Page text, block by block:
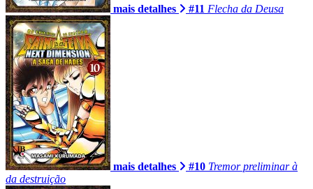
mais detalhes #11 Flecha da Deusa
mais detalhes #10 Tremor preliminar à
da destruição